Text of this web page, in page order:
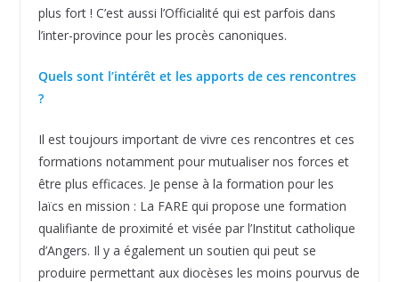
plus fort ! C’est aussi l’Officialité qui est parfois dans
l’inter-province pour les procès canoniques.
Quels sont l’intérêt et les apports de ces rencontres
?
Il est toujours important de vivre ces rencontres et ces
formations notamment pour mutualiser nos forces et
être plus efficaces. Je pense à la formation pour les
laïcs en mission : La FARE qui propose une formation
qualifiante de proximité et visée par l’Institut catholique
d’Angers. Il y a également un soutien qui peut se
produire permettant aux diocèses les moins pourvus de